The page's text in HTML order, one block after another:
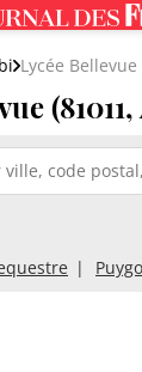
Lycée Bellevue